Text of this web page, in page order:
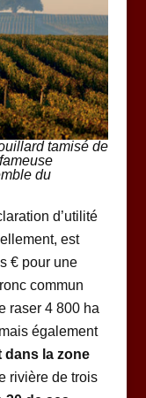
tamisé de
du
d’utilité
est
€ pour une
commun
raser 4 800 ha
également
dans la zone
rivière de trois